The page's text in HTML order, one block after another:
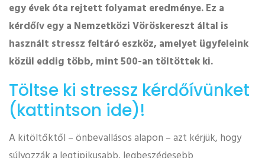
egy évek óta rejtett folyamat eredménye. Ez a
kérdőív egy a Nemzetközi Vöröskereszt által is
használt stressz feltáró eszköz, amelyet ügyfeleink
közül eddig több, mint 500-an töltöttek ki.
Töltse ki stressz kérdőívünket
(kattintson ide)!
A kitöltőktől – önbevallásos alapon – azt kérjük, hogy